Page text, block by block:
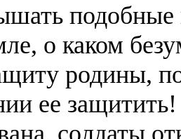
о каком
родины,
ее
солдаты